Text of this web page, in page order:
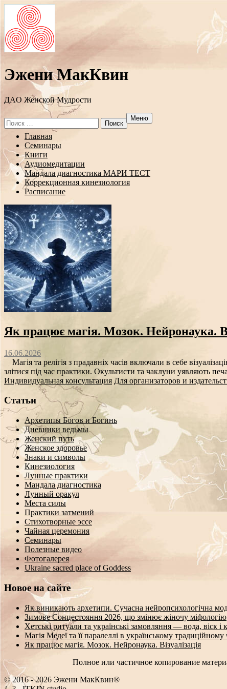
Эжени МакКвин
ДAO Женской Мудрости
Search
for:
Меню
Перейти
содержанию
Главная
Семинары
Книги
Аудиомедитации
Мандала диагностика МАРИ ТЕСТ
Коррекционная кинезиология
Расписание
Як працює магія. Мозок. Нейронаука.
16.06.2026
Магія та релігія з прадавніх часів включали в себе
злітися під час практики. Окультисти та чаклуни уявляють
Индивидуальная консультация Для организаторов и
Статьи
Архетипы Богов и Богинь
Дневники ведьмы
Женский путь
Женское здоровье
Знаки и символы
Кинезиология
Лунные практики
Мандала диагностика
Лунный оракул
Места силы
Практики затмений
Стихотворные эссе
Чайная церемония
Семинары
Полезные видео
Фотогалерея
Ukraine sacred place of Goddess
Новое на сайте
Як виникають архетипи. Сучасна нейропсихологічна
Зимове Сонцестояння 2026, що змінює жіночу міфологію
Хетські ритуали та українські замовляння — вода, віск і
Магія Медеї та її паралеллі в українському традиційному
Як працює магія. Мозок. Нейронаука. Візуалізація
Полное или частичное копирование
© 2016 - 2026 Эжени МакКвин®